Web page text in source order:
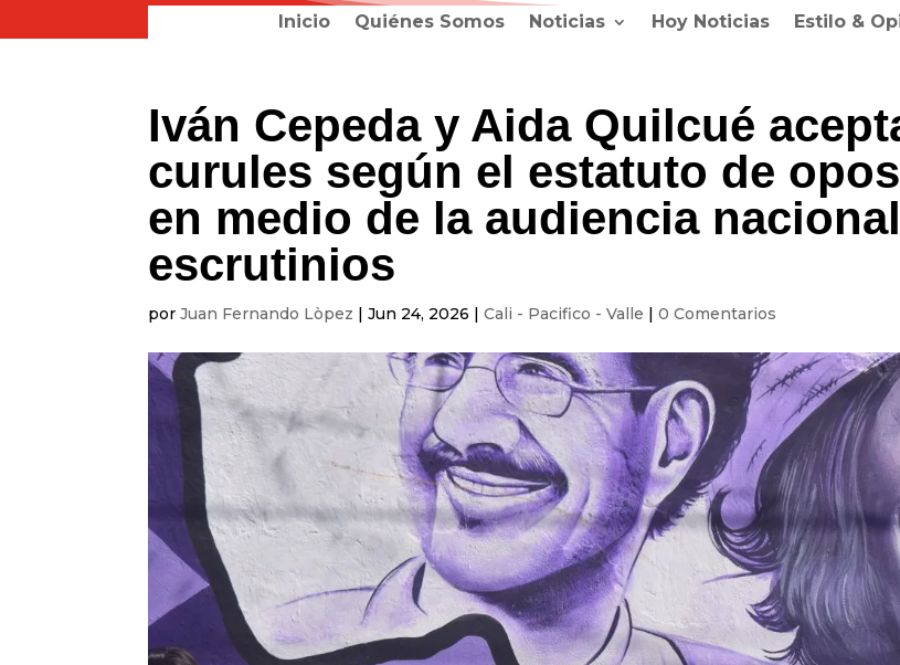
Inicio Quiénes Somos Noticias Hoy Noticias Estilo &
Iván Cepeda y Aida Quilcué
curules según el estatuto de
en medio de la audiencia
escrutinios
porJuan Fernando Lòpez |Jun 24, 2026 |Cali - Pacifico - Valle |0 Comentarios